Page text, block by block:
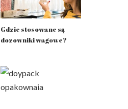
Gdzie stosowane są
dozowniki wagowe?